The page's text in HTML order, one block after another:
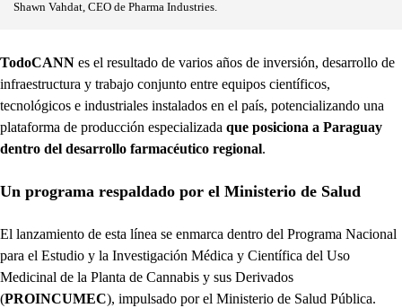
Shawn Vahdat, CEO de Pharma Industries.
TodoCANN es el resultado de varios años de inversión, desarrollo de
infraestructura y trabajo conjunto entre equipos científicos,
tecnológicos e industriales instalados en el país, potencializando una
plataforma de producción especializada que posiciona a Paraguay
dentro del desarrollo farmacéutico regional.
Un programa respaldado por el Ministerio de Salud
El lanzamiento de esta línea se enmarca dentro del Programa Nacional
para el Estudio y la Investigación Médica y Científica del Uso
Medicinal de la Planta de Cannabis y sus Derivados
(PROINCUMEC), impulsado por el Ministerio de Salud Pública.